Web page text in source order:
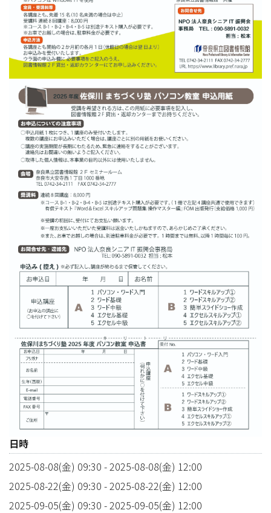
日時
2025-08-08(金) 09:30 -2025-08-08(金) 12:00
2025-08-22(金) 09:30 -2025-08-22(金) 12:00
2025-09-05(金) 09:30 -2025-09-05(金) 12:00